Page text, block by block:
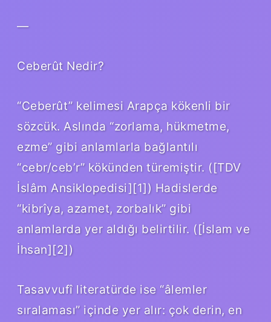
—
Ceberût Nedir?
“Ceberût” kelimesi Arapça kökenli bir
sözcük. Aslında “zorlama, hükmetme,
ezme” gibi anlamlarla bağlantılı
“cebr/ceb’r” kökünden türemiştir. ([TDV
İslâm Ansiklopedisi][1]) Hadislerde
“kibrîya, azamet, zorbalık” gibi
anlamlarda yer aldığı belirtilir. ([İslam ve
İhsan][2])
Tasavvufî literatürde ise “âlemler
sıralaması” içinde yer alır: çok derin, en